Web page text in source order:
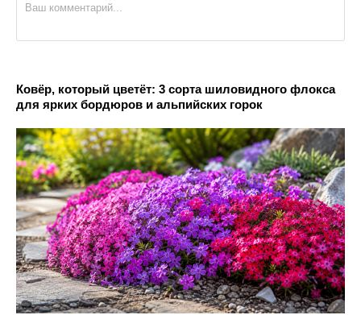
Ковёр, который цветёт: 3 сорта шиловидного флокса
для ярких бордюров и альпийских горок